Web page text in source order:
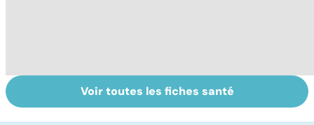
Le magnésium,
un oligo-élément
Intestin irritable :
le régime
Voir toutes les fiches santé